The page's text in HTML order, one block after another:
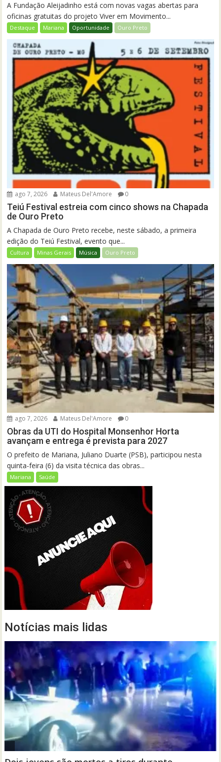
A Fundação Aleijadinho está com novas vagas abertas para
oficinas gratuitas do projeto Viver em Movimento...
Destaque Mariana Oportunidade Ouro Preto
ago 7, 2026 Mateus Del'Amore 0
Teiú Festival estreia com cinco shows na Chapada
de Ouro Preto
A Chapada de Ouro Preto recebe, neste sábado, a primeira
edição do Teiú Festival, evento que...
Cultura Minas Gerais Música Ouro Preto
ago 7, 2026 Mateus Del'Amore 0
Obras da UTI do Hospital Monsenhor Horta
avançam e entrega é prevista para 2027
O prefeito de Mariana, Juliano Duarte (PSB), participou nesta
quinta-feira (6) da visita técnica das obras...
Mariana Saúde
Notícias mais lidas